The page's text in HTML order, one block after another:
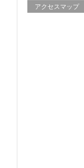
アクセスマップ